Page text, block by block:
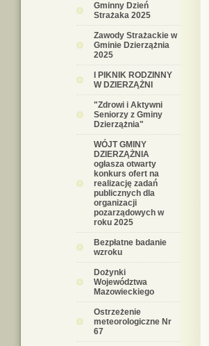
Gminny Dzień
Strażaka 2025
Zawody Strażackie w
Gminie Dzierzążnia
2025
I PIKNIK RODZINNY
W DZIERZĄŻNI
"Zdrowi i Aktywni
Seniorzy z Gminy
Dzierzążnia"
WÓJT GMINY
DZIERZĄŻNIA
ogłasza otwarty
konkurs ofert na
realizację zadań
publicznych dla
organizacji
pozarządowych w
roku 2025
Bezpłatne badanie
wzroku
Dożynki
Województwa
Mazowieckiego
Ostrzeżenie
meteorologiczne Nr
67